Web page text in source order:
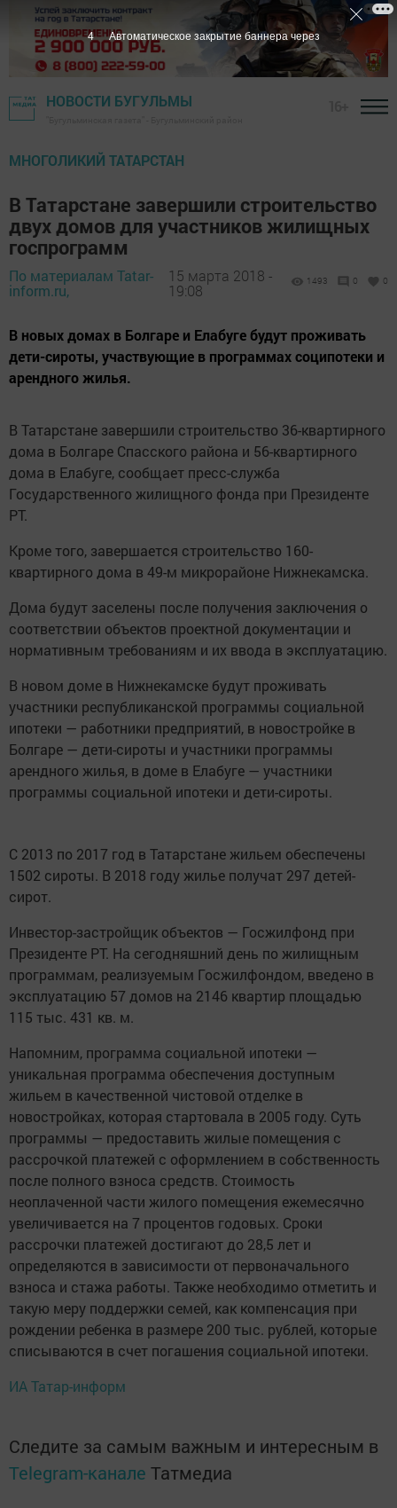
НОВОСТИ БУГУЛЬМЫ
МНОГОЛИКИЙ ТАТАРСТАН
В Татарстане завершили строительство
двух домов для участников жилищных
госпрограмм
По материалам Tatar-
inform.ru,
15 марта 2018 -
19:08
1493 0 0
В новых домах в Болгаре и Елабуге будут проживать
дети-сироты, участвующие в программах соципотеки и
арендного жилья.
В Татарстане завершили строительство 36-квартирного
дома в Болгаре Спасского района и 56-квартирного
дома в Елабуге, сообщает пресс-служба
Государственного жилищного фонда при Президенте
РТ.
Кроме того, завершается строительство 160-
квартирного дома в 49-м микрорайоне Нижнекамска.
Дома будут заселены после получения заключения о
соответствии объектов проектной документации и
нормативным требованиям и их ввода в эксплуатацию.
В новом доме в Нижнекамске будут проживать
участники республиканской программы социальной
ипотеки — работники предприятий, в новостройке в
Болгаре — дети-сироты и участники программы
арендного жилья, в доме в Елабуге — участники
программы социальной ипотеки и дети-сироты.
С 2013 по 2017 год в Татарстане жильем обеспечены
1502 сироты. В 2018 году жилье получат 297 детей-
сирот.
Инвестор-застройщик объектов — Госжилфонд при
Президенте РТ. На сегодняшний день по жилищным
программам, реализуемым Госжилфондом, введено в
эксплуатацию 57 домов на 2146 квартир площадью
115 тыс. 431 кв. м.
Напомним, программа социальной ипотеки —
уникальная программа обеспечения доступным
жильем в качественной чистовой отделке в
новостройках, которая стартовала в 2005 году. Суть
программы — предоставить жилые помещения с
рассрочкой платежей с оформлением в собственность
после полного взноса средств. Стоимость
неоплаченной части жилого помещения ежемесячно
увеличивается на 7 процентов годовых. Сроки
рассрочки платежей достигают до 28,5 лет и
определяются в зависимости от первоначального
взноса и стажа работы. Также необходимо отметить и
такую меру поддержки семей, как компенсация при
рождении ребенка в размере 200 тыс. рублей, которые
списываются в счет погашения социальной ипотеки.
ИА Татар-информ
Следите за самым важным и интересным в
Telegram-канале Татмедиа
3 Автоматическое закрытие баннера через